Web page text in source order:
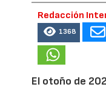
Redacción
1368
El otoño de